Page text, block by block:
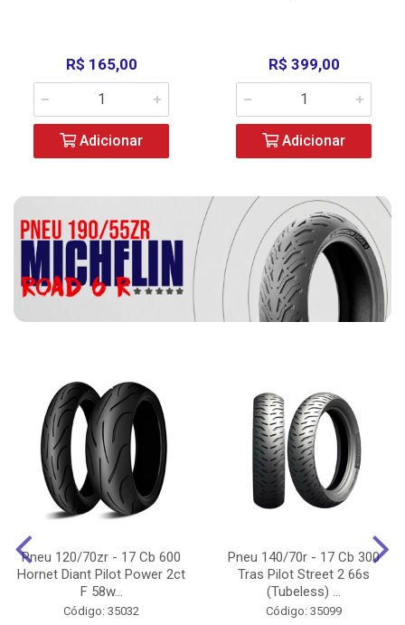
R$ 165,00
Adicionar
R$ 399,00
Adicionar
Pneu 120/70zr - 17 Cb 600
Hornet Diant Pilot Power 2ct
F 58w...
Código: 35032
Pneu 140/70r - 17 Cb 300
Tras Pilot Street 2 66s
(Tubeless) ...
Código: 35099